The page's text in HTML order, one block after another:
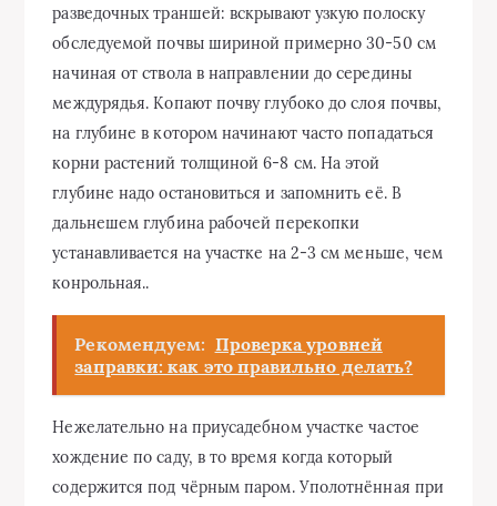
разведочных траншей: вскрывают узкую полоску
обследуемой почвы шириной примерно 30-50 см
начиная от ствола в направлении до середины
междурядья. Копают почву глубоко до слоя почвы,
на глубине в котором начинают часто попадаться
корни растений толщиной 6-8 см. На этой
глубине надо остановиться и запомнить её. В
дальнешем глубина рабочей перекопки
устанавливается на участке на 2-3 см меньше, чем
конрольная..
Рекомендуем: Проверка уровней
заправки: как это правильно делать?
Нежелательно на приусадебном участке частое
хождение по саду, в то время когда который
содержится под чёрным паром. Уполотнённая при